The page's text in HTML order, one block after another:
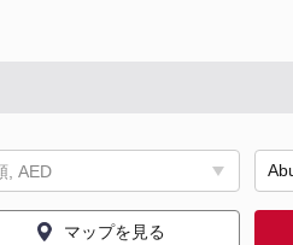
, AED
マップを見る